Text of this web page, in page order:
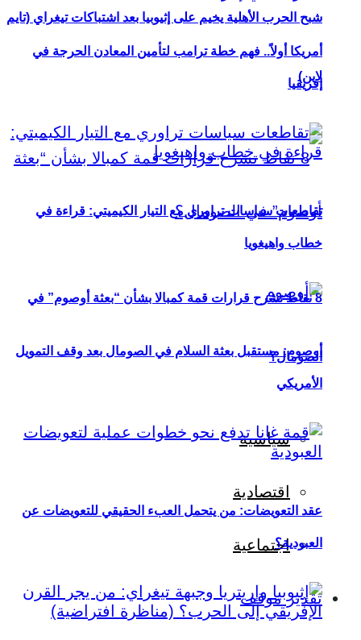
شبح الحرب الأهلية يخيم على إثيوبيا بعد اشتباكات تيغراي (تايم
لاين)
8 نقاط تشرح قرارات قمة كمبالا بشأن “بعثة أوصوم” في
الصومال؟
سياسية
اقتصادية
اجتماعية
تقدير موقف
أمريكا أولاً.. فهم خطة ترامب لتأمين المعادن الحرجة في
إفريقيا
تقاطعات سياسات تراوري مع التيار الكيميتي: قراءة في
خطاب واهيغويا
أوصوم: مستقبل بعثة السلام في الصومال بعد وقف التمويل
الأمريكي
عقد التعويضات: من يتحمل العبء الحقيقي للتعويضات عن
العبودية؟